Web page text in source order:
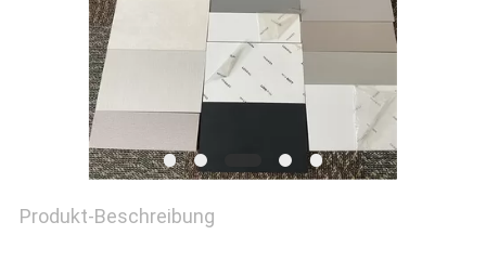
FORDERN
SITEMAP
Produkt-Beschreibung